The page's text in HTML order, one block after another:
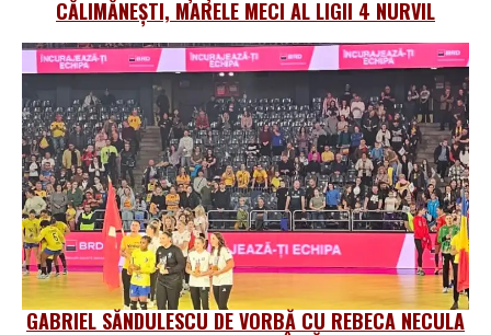
CĂLIMĂNEȘTI, MARELE MECI AL LIGII 4 NURVIL
GABRIEL SĂNDULESCU DE VORBĂ CU REBECA NECULA